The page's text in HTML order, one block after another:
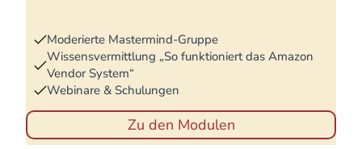
Moderierte Mastermind-Gruppe
Wissensvermittlung „So funktioniert das Amazon
Vendor System“
Webinare & Schulungen
Zu den Modulen